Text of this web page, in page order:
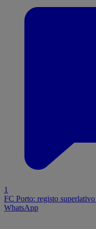
1
FC Porto: registo
WhatsApp